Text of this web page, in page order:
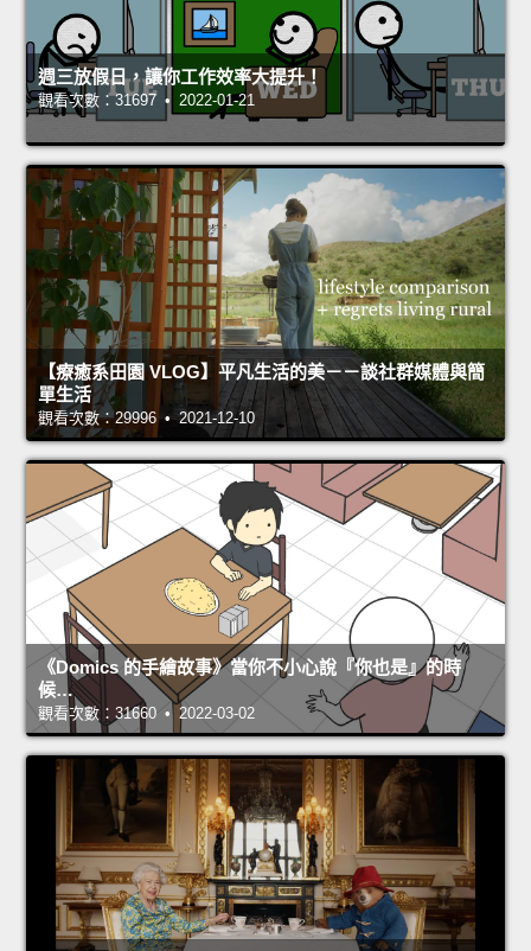
週三放假日，讓你工作效率大提升！
觀看次數：31697 • 2022-01-21
【療癒系田園 VLOG】平凡生活的美－－談社群媒體與簡
單生活
觀看次數：29996 • 2021-12-10
《Domics 的手繪故事》當你不小心說『你也是』的時
候…
觀看次數：31660 • 2022-03-02